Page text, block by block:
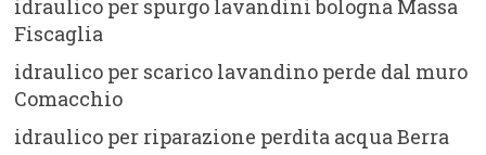
idraulico per spurgo lavandini bologna Massa
Fiscaglia
idraulico per scarico lavandino perde dal muro
Comacchio
idraulico per riparazione perdita acqua Berra